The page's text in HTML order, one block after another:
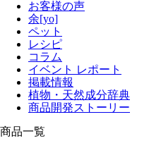
お客様の声
余[yo]
ペット
レシピ
コラム
イベント レポート
掲載情報
植物・天然成分辞典
商品開発ストーリー
商品一覧